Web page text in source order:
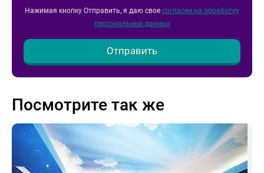
Нажимая кнопку Отправить, я даю свое согласие на обработку
персональных данных
Отправить
Посмотрите так же